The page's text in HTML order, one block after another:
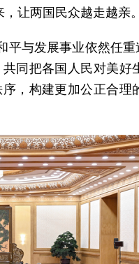
让两国民众越走越亲。
与发展事业依然任
同把各国人民对美
，构建更加公正合理